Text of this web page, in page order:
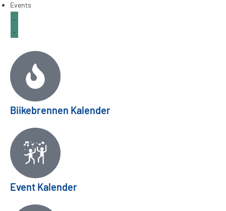
Events
Biikebrennen Kalender
Event Kalender